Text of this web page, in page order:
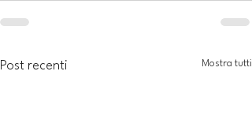
Post recenti Mostra tutti